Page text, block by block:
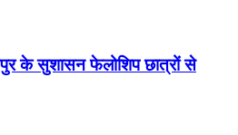
के सुशासन फेलोशिप छात्रों से